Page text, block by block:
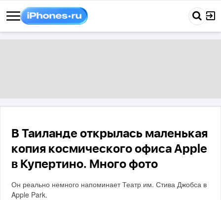
В Таиланде открылась маленькая
копия космического офиса Apple
в Купертино. Много фото
Он реально немного напоминает Театр им. Стива Джобса в
Apple Park.